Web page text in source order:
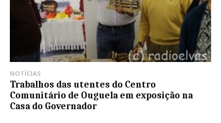
NOTÍCIAS
Trabalhos das utentes do Centro
Comunitário de Ouguela em exposição na
Casa do Governador